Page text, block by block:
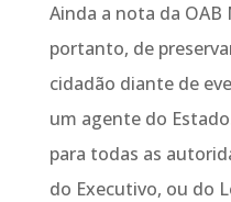
Ainda a nota da OAB
portanto, de
cidadão diante de
um agente do
para todas as
do Executivo, ou do